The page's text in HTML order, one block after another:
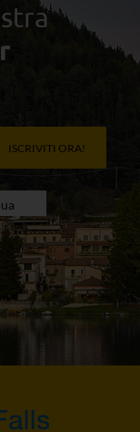
ISCRIVITI ORA!